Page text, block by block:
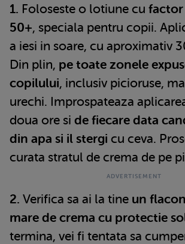
1. Foloseste o lotiune cu
50+, speciala pentru copii.
a iesi in soare, cu aproximativ
Din plin, pe toate zonele
copilului, inclusiv picioruse,
urechi. Improspateaza
doua ore si de fiecare data
din apa si il stergi cu ceva.
curata stratul de crema de pe
2. Verifica sa ai la tine un
mare de crema cu protectie
termina, vei fi tentata sa